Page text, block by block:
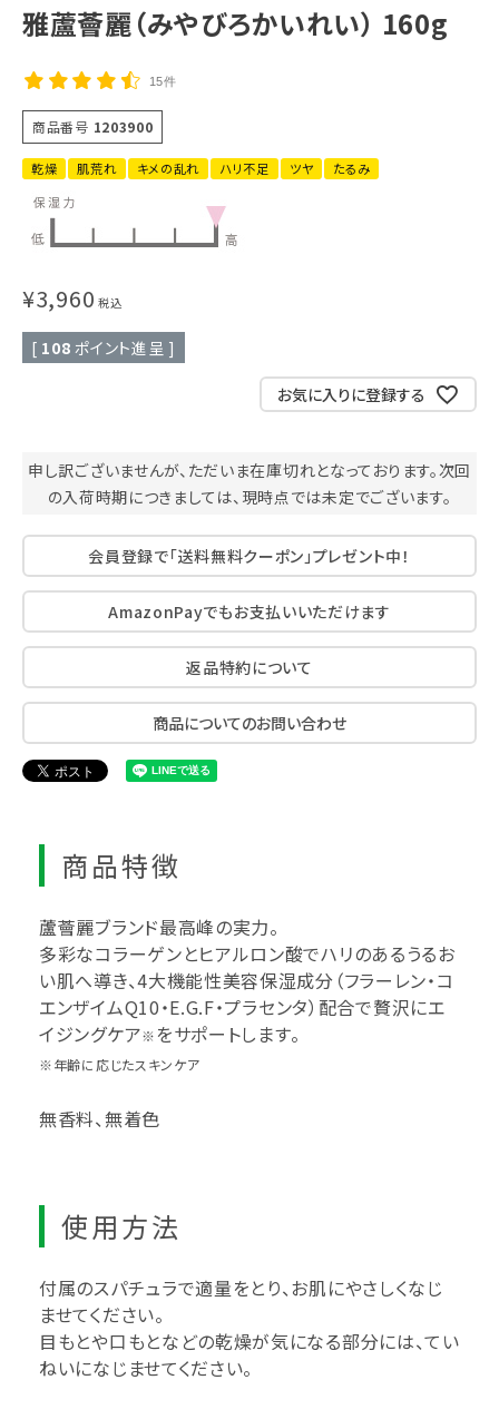
雅蘆薈麗（みやびろかいれい） 160g
15件
商品番号 1203900
乾燥 肌荒れ キメの乱れ ハリ不足 ツヤ たるみ
¥3,960 税込
[ 108 ポイント進呈 ]
お気に入りに登録する
申し訳ございませんが、ただいま在庫切れとなっております。次回
の入荷時期につきましては、現時点では未定でございます。
会員登録で「送料無料クーポン」プレゼント中！
AmazonPayでもお支払いいただけます
返品特約について
商品についてのお問い合わせ
商品特徴
蘆薈麗ブランド最高峰の実力。
多彩なコラーゲンとヒアルロン酸でハリのあるうるお
い肌へ導き、4大機能性美容保湿成分（フラーレン・コ
エンザイムQ10・E.G.F・プラセンタ）配合で贅沢にエ
イジングケア※ をサポートします。
※年齢に応じたスキンケア
無香料、無着色
使用方法
付属のスパチュラで適量をとり、お肌にやさしくなじ
ませてください。
目もとや口もとなどの乾燥が気になる部分には、てい
ねいになじませてください。